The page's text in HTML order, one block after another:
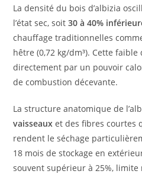
La densité du bois d’albizia
l’état sec, soit30 à 40%
chauffage traditionnelles
hêtre (0,72 kg/dm³). Cette
directement par un pouvoir
de combustion décevante.
La structure anatomique de
vaisseaux et des fibres courtes
rendent le séchage
18 mois de stockage en
souvent supérieur à 25%,